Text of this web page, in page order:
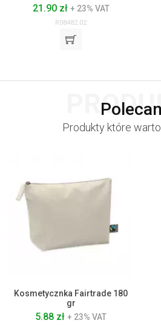
21.90 zł + 23% VAT
R08482.02
Produkty które
Kosmetycznka Fairtrade 180
gr
5.88 zł + 23% VAT